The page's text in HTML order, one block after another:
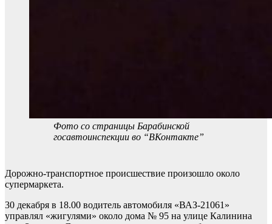
Фото со страницы Барабинской
госавтоинспекции во “ВКонтакте”
Дорожно-транспортное происшествие произошло около
супермаркета.
30 декабря в 18.00 водитель автомобиля «ВАЗ-21061»
управлял «жигулями» около дома № 95 на улице Калинина